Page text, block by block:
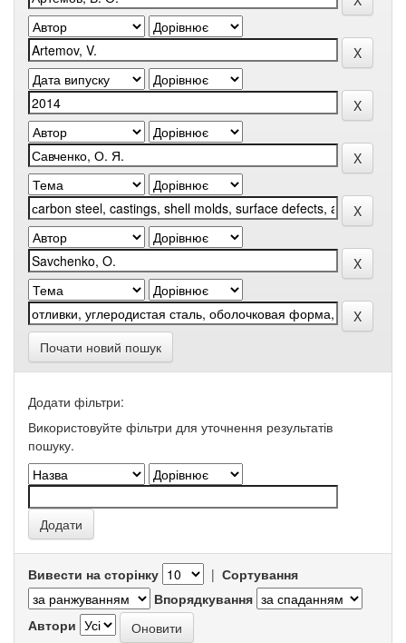
Почати новий пошук
Додати фільтри:
Використовуйте фільтри для уточнення результатів
пошуку.
Вивести на сторінку | Сортування
Впорядкування
Автори